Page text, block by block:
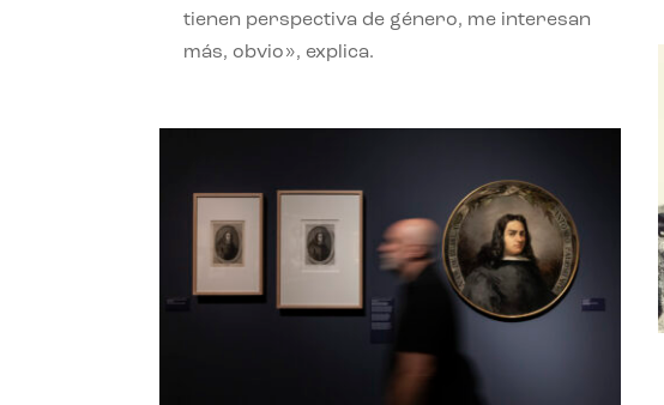
tienen perspectiva de género, me interesan
más, obvio», explica.